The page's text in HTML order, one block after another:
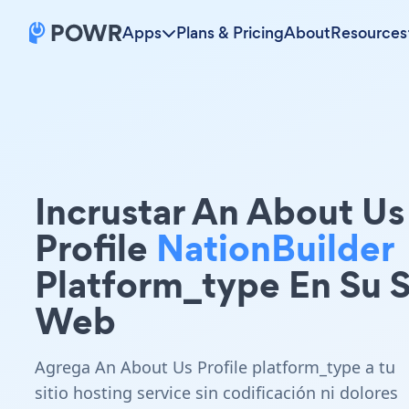
Apps Plans & PricingAboutResources
Incrustar An About Us
Profile NationBuilder
Platform_type En Su
Web
Agrega An About Us Profile platform_type a tu
sitio hosting service sin codificación ni dolores